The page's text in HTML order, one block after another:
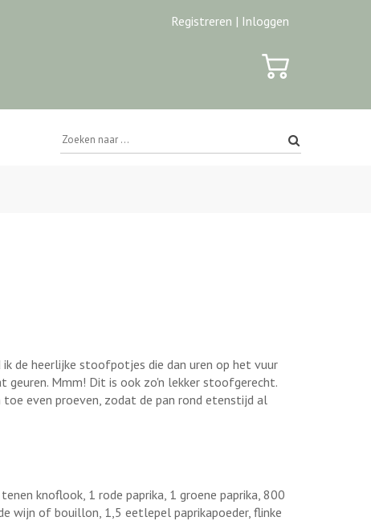
Registreren | Inloggen
de heerlijke stoofpotjes die dan uren op het vuur
Mmm! Dit is ook zo'n lekker stoofgerecht.
toe even proeven, zodat de pan rond etenstijd al
knoflook, 1 rode paprika, 1 groene paprika, 800
wijn of bouillon, 1,5 eetlepel paprikapoeder, flinke